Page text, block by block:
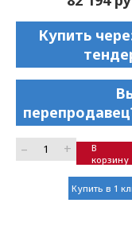
Купить
– +
В
корзину
Купить в 1